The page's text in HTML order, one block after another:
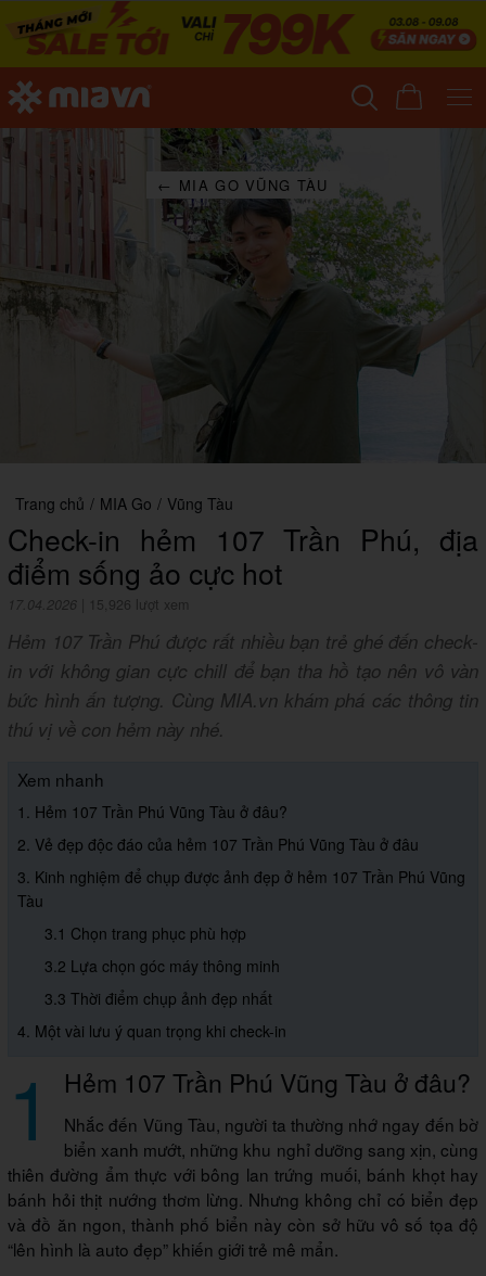
← MIA GO VŨNG TÀU
Trang chủ / MIA Go / Vũng Tàu
Check-in hẻm 107 Trần Phú, địa
điểm sống ảo cực hot
17.04.2026 15,926 lượt xem
Hẻm 107 Trần Phú được rất nhiều bạn trẻ ghé đến check-
in với không gian cực chill để bạn tha hồ tạo nên vô vàn
bức hình ấn tượng. Cùng MIA.vn khám phá các thông tin
thú vị về con hẻm này nhé.
Xem nhanh
1. Hẻm 107 Trần Phú Vũng Tàu ở đâu?
2. Vẻ đẹp độc đáo của hẻm 107 Trần Phú Vũng Tàu ở đâu
3. Kinh nghiệm để chụp được ảnh đẹp ở hẻm 107 Trần Phú Vũng
Tàu
3.1 Chọn trang phục phù hợp
3.2 Lựa chọn góc máy thông minh
3.3 Thời điểm chụp ảnh đẹp nhất
4. Một vài lưu ý quan trọng khi check-in
1 Hẻm 107 Trần Phú Vũng Tàu ở đâu?
Nhắc đến Vũng Tàu, người ta thường nhớ ngay đến bờ
biển xanh mướt, những khu nghỉ dưỡng sang xịn, cùng
thiên đường ẩm thực với bông lan trứng muối, bánh khọt hay
bánh hỏi thịt nướng thơm lừng. Nhưng không chỉ có biển đẹp
và đồ ăn ngon, thành phố biển này còn sở hữu vô số tọa độ
“lên hình là auto đẹp” khiến giới trẻ mê mẩn.